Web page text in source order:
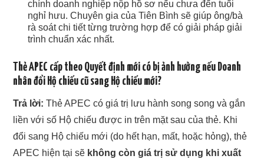
chính doanh nghiệp nộp hồ sơ nếu chưa đến tuổi
nghỉ hưu. Chuyên gia của Tiên Bình sẽ giúp ông/bà
rà soát chi tiết từng trường hợp để có giải pháp giải
trình chuẩn xác nhất.
Thẻ APEC cấp theo Quyết định mới có bị ảnh hưởng nếu Doanh
nhân đổi Hộ chiếu cũ sang Hộ chiếu mới?
Trả lời: Thẻ APEC có giá trị lưu hành song song và gắn
liền với số Hộ chiếu được in trên mặt sau của thẻ. Khi
đổi sang Hộ chiếu mới (do hết hạn, mất, hoặc hỏng), thẻ
APEC hiện tại sẽ không còn giá trị sử dụng khi xuất